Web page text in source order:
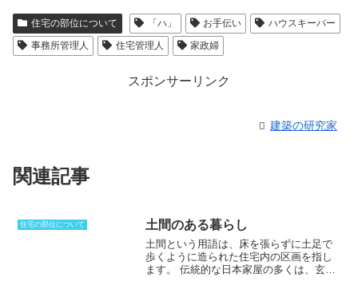
住宅の部位について 「ハ」 お手伝い
ハウスキーパー
事務所管理人
住宅管理人 家政婦
スポンサーリンク
建築の研究家
関連記事
住宅の部位について 土間のある暮らし
土間という用語は、床を張らずに土足で
歩くように造られた住宅内の区画を指し
ます。
伝統的な日本家屋の多くは、玄関